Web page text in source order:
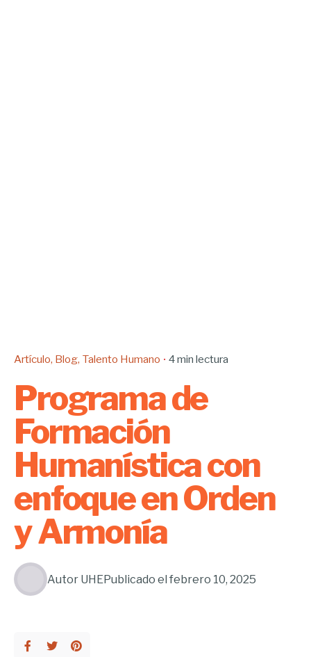
Artículo Blog Talento Humano 4 min lectura
Programa de
Formación
Humanística con
enfoque en Orden
y Armonía
Autor UHEPublicado el febrero 10, 2025